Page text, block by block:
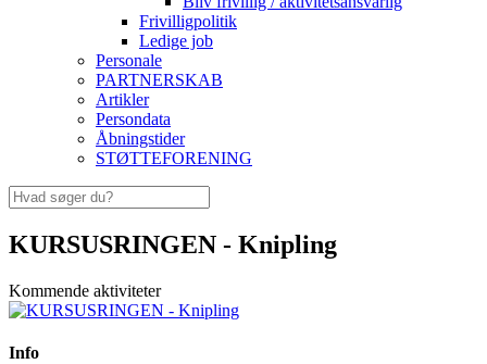
Frivilligpolitik
Ledige job
Personale
PARTNERSKAB
Artikler
Persondata
Åbningstider
STØTTEFORENING
KURSUSRINGEN - Knipling
Kommende aktiviteter
Info